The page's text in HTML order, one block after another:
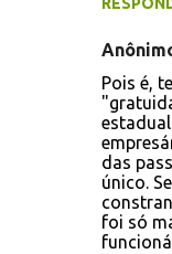
Pois é,
das
único.
foi só